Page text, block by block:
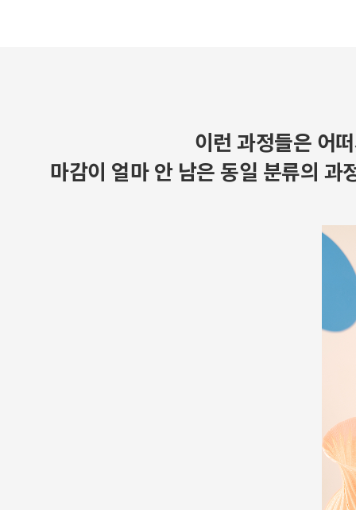
이런 과정들은 어
마감이 얼마 안 남은 동일 분류의 과